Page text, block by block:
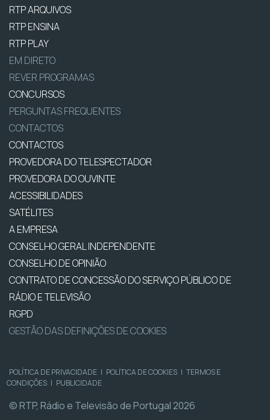
RTP ARQUIVOS
RTP ENSINA
RTP PLAY
EM DIRETO
REVER PROGRAMAS
CONCURSOS
PERGUNTAS FREQUENTES
CONTACTOS
CONTACTOS
PROVEDORA DO TELESPECTADOR
PROVEDORA DO OUVINTE
ACESSIBILIDADES
SATÉLITES
A EMPRESA
CONSELHO GERAL INDEPENDENTE
CONSELHO DE OPINIÃO
CONTRATO DE CONCESSÃO DO SERVIÇO PÚBLICO DE
RÁDIO E TELEVISÃO
RGPD
GESTÃO DAS DEFINIÇÕES DE COOKIES
POLÍTICA DE PRIVACIDADE | POLÍTICA DE COOKIES | TERMOS E
CONDIÇÕES | PUBLICIDADE
© RTP, Rádio e Televisão de Portugal 2026